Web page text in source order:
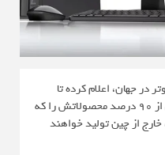
در جهان، اعلام کرده تا
اکتبر، پایان سال مالی 2025 خود، بیش از 90 درصد محصولاتش را که
از چین تولید خواهند